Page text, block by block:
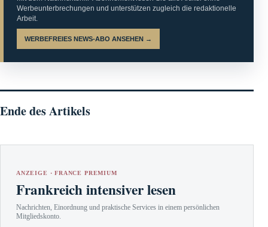
Werbeunterbrechungen und unterstützen zugleich die redaktionelle
Arbeit.
WERBEFREIES NEWS-ABO ANSEHEN →
Ende des Artikels
ANZEIGE · FRANCE PREMIUM
Frankreich intensiver lesen
Nachrichten, Einordnung und praktische Services in einem persönlichen
Mitgliedskonto.